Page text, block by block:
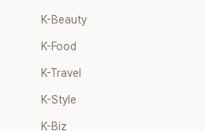
K-Beauty
K-Food
K-Travel
K-Style
K-Biz